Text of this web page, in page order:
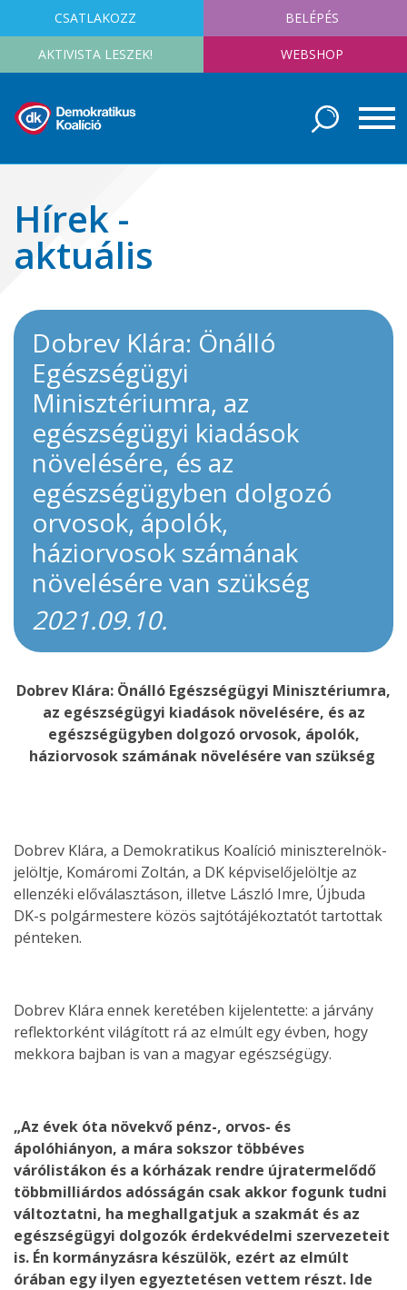
CSATLAKOZZ BELÉPÉS
AKTIVISTA LESZEK! WEBSHOP
Hírek -
aktuális
Dobrev Klára: Önálló
Egészségügyi
Minisztériumra, az
egészségügyi kiadások
növelésére, és az
egészségügyben dolgozó
orvosok, ápolók,
háziorvosok számának
növelésére van szükség
2021.09.10.
Dobrev Klára: Önálló Egészségügyi Minisztériumra,
az egészségügyi kiadások növelésére, és az
egészségügyben dolgozó orvosok, ápolók,
háziorvosok számának növelésére van szükség
Dobrev Klára, a Demokratikus Koalíció miniszterelnök-
jelöltje, Komáromi Zoltán, a DK képviselőjelöltje az
ellenzéki előválasztáson, illetve László Imre, Újbuda
DK-s polgármestere közös sajtótájékoztatót tartottak
pénteken.
Dobrev Klára ennek keretében kijelentette: a járvány
reflektorként világított rá az elmúlt egy évben, hogy
mekkora bajban is van a magyar egészségügy.
„Az évek óta növekvő pénz-, orvos- és
ápolóhiányon, a mára sokszor többéves
várólistákon és a kórházak rendre újratermelődő
többmilliárdos adósságán csak akkor fogunk tudni
változtatni, ha meghallgatjuk a szakmát és az
egészségügyi dolgozók érdekvédelmi szervezeteit
is. Én kormányzásra készülök, ezért az elmúlt
órában egy ilyen egyeztetésen vettem részt. Ide